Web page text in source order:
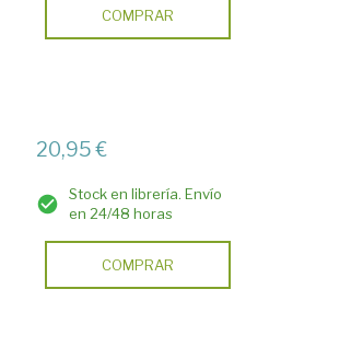
COMPRAR
20,95 €
Stock en librería. Envío
en 24/48 horas
COMPRAR